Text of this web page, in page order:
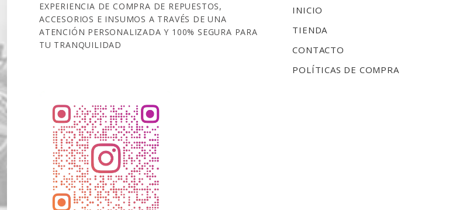
EXPERIENCIA DE COMPRA DE REPUESTOS,
ACCESORIOS E INSUMOS A TRAVÉS DE UNA
ATENCIÓN PERSONALIZADA Y 100% SEGURA PARA
TU TRANQUILIDAD
INICIO
TIENDA
CONTACTO
POLÍTICAS DE COMPRA